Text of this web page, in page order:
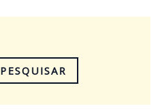
PESQUISAR